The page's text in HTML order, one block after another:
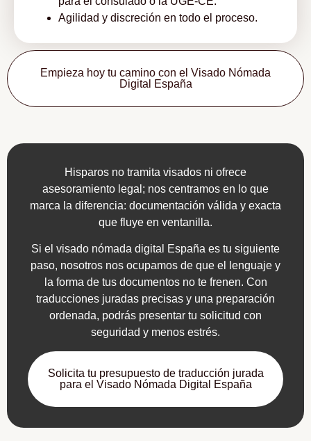
Agilidad y discreción en todo el proceso.
Empieza hoy tu camino con el Visado Nómada
Digital España
Hisparos no tramita visados ni ofrece
asesoramiento legal; nos centramos en lo que
marca la diferencia: documentación válida y exacta
que fluye en ventanilla.
Si el visado nómada digital España es tu siguiente
paso, nosotros nos ocupamos de que el lenguaje y
la forma de tus documentos no te frenen. Con
traducciones juradas precisas y una preparación
ordenada, podrás presentar tu solicitud con
seguridad y menos estrés.
Solicita tu presupuesto de traducción jurada
para el Visado Nómada Digital España